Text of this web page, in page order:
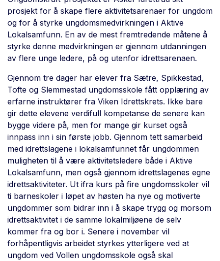
prosjekt for å skape flere aktivitetsarenaer for ungdom
og for å styrke ungdomsmedvirkningen i Aktive
Lokalsamfunn. En av de mest fremtredende måtene å
styrke denne medvirkningen er gjennom utdanningen
av flere unge ledere, på og utenfor idrettsarenaen.
Gjennom tre dager har elever fra Sætre, Spikkestad,
Tofte og Slemmestad ungdomsskole fått opplæring av
erfarne instruktører fra Viken Idrettskrets. Ikke bare
gir dette elevene verdifull kompetanse de senere kan
bygge videre på, men for mange gir kurset også
innpass inn i sin første jobb. Gjennom tett samarbeid
med idrettslagene i lokalsamfunnet får ungdommen
muligheten til å være aktivitetsledere både i Aktive
Lokalsamfunn, men også gjennom idrettslagenes egne
idrettsaktiviteter. Ut ifra kurs på fire ungdomsskoler vil
ti barneskoler i løpet av høsten ha nye og motiverte
ungdommer som bidrar inn i å skape trygg og morsom
idrettsaktivitet i de samme lokalmiljøene de selv
kommer fra og bor i. Senere i november vil
forhåpentligvis arbeidet styrkes ytterligere ved at
ungdom ved Vollen ungdomsskole også skal